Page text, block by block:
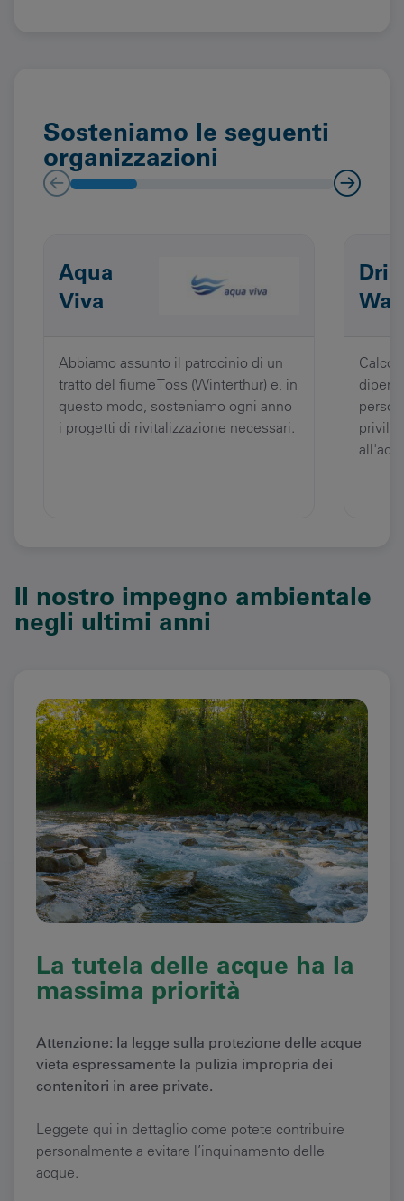
Sosteniamo le seguenti
organizzazioni
Aqua
Viva
Abbiamo assunto il patrocinio di un
tratto del fiume Töss (Winterthur) e, in
questo modo, sosteniamo ogni anno
i progetti di rivitalizzazione necessari.
Il nostro impegno ambientale
negli ultimi anni
La tutela delle acque ha la
massima priorità
Attenzione: la legge sulla protezione delle acque
vieta espressamente la pulizia impropria dei
contenitori in aree private.
Leggete qui in dettaglio come potete contribuire
personalmente a evitare l’inquinamento delle
acque.